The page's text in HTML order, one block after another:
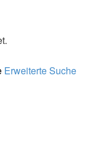
Erweiterte Suche